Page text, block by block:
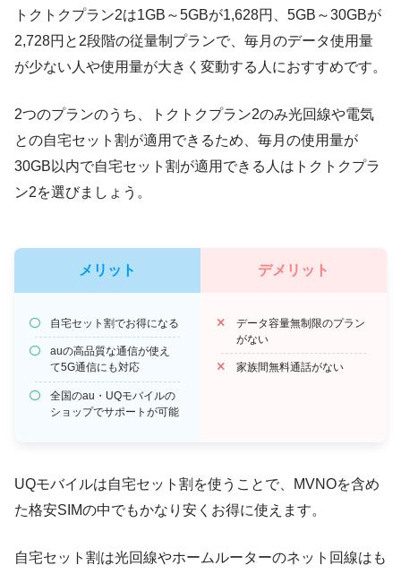
トクトクプラン2は1GB～5GBが1,628円、5GB～30GBが
2,728円と2段階の従量制プランで、毎月のデータ使用量
が少ない人や使用量が大きく変動する人におすすめです。
2つのプランのうち、トクトクプラン2のみ光回線や電気
との自宅セット割が適用できるため、毎月の使用量が
30GB以内で自宅セット割が適用できる人はトクトクプラ
ン2を選びましょう。
メリット
自宅セット割でお得になる
auの高品質な通信が使え
て5G通信にも対応
全国のau・UQモバイルの
ショップでサポートが可能
デメリット
データ容量無制限のプラン
がない
家族間無料通話がない
UQモバイルは自宅セット割を使うことで、MVNOを含め
た格安SIMの中でもかなり安くお得に使えます。
自宅セット割は光回線やホームルーターのネット回線はも